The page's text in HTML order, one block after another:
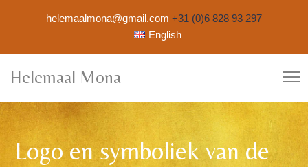
helemaalmona@gmail.com +31 (0)6 828 93 297
English
Helemaal Mona
Logo en symboliek van de